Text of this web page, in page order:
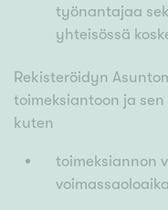
työnantajaa
yhteisössä
Rekisteröidyn
toimeksiantoon ja
kuten
toimeksiannon
voimassaoloaika